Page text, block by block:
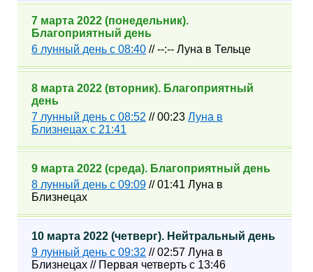
7 марта 2022 (понедельник).
Благоприятный день
6 лунный день с 08:40 // --:-- Луна в Тельце
8 марта 2022 (вторник). Благоприятный
день
7 лунный день с 08:52 // 00:23 Луна в
Близнецах с 21:41
9 марта 2022 (среда). Благоприятный день
8 лунный день с 09:09 // 01:41 Луна в
Близнецах
10 марта 2022 (четверг). Нейтральный день
9 лунный день с 09:32 // 02:57 Луна в
Близнецах // Первая четверть с 13:46